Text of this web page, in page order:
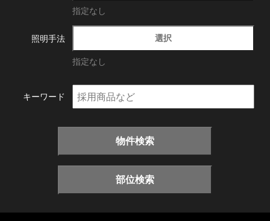
指定なし
照明手法 選択
指定なし
キーワード
物件検索
部位検索